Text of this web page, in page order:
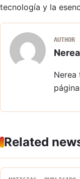
tecnología y la
AUTHOR
Nerea
Related